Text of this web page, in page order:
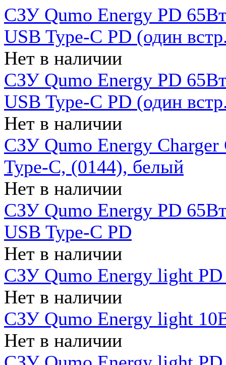
СЗУ Qumo Energy PD
USB Type-C PD (один
Нет в наличии
СЗУ Qumo Energy PD
USB Type-C PD (один
Нет в наличии
СЗУ Qumo Energy
Type-C, (0144), белый
Нет в наличии
СЗУ Qumo Energy PD
USB Type-C PD
Нет в наличии
СЗУ Qumo Energy light
Нет в наличии
СЗУ Qumo Energy light
Нет в наличии